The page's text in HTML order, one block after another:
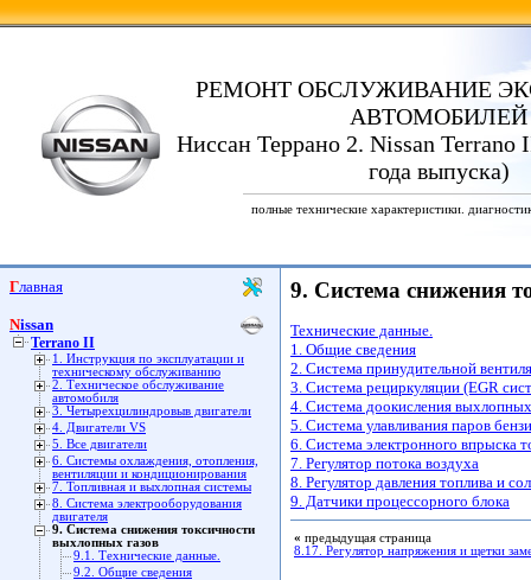
РЕМОНТ ОБСЛУЖИВАНИЕ
АВТОМОБИЛЕЙ
Ниссан Террано 2. Nissan Terrano
года выпуска)
полные технические характеристики.
Главная
Nissan
Terrano II
1. Инструкция по эксплуатации и
техническому обслуживанию
2. Техническое обслуживание
автомобиля
3. Четырехцилиндровыв двигатели
4. Двигатели VS
5. Все двигатели
6. Системы охлаждения, отопления,
вентиляции и кондиционирования
7. Топливная и выхлопная системы
8. Система электрооборудования
двигателя
9. Система снижения токсичности
выхлопных газов
9.1. Технические данные.
9.2. Общие сведения
9. Система снижения
Технические данные.
1. Общие сведения
2. Система принудительной
3. Система рециркуляции (EGR
4. Система доокисления выхлопных
5. Система улавливания паров
6. Система электронного впрыска
7. Регулятор потока воздуха
8. Регулятор давления топлива и
9. Датчики процессорного блока
« предыдущая страница
8.17. Регулятор напряжения и щетки